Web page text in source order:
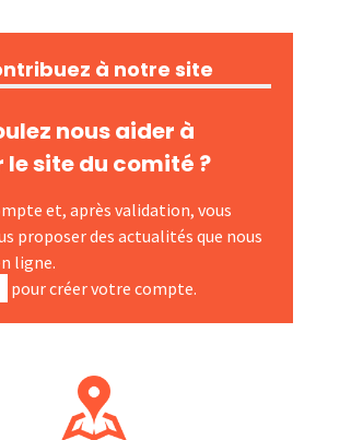
à notre site
nous aider à
site du comité ?
et, après validation, vous
proposer des actualités que nous
ligne.
pour créer votre compte.